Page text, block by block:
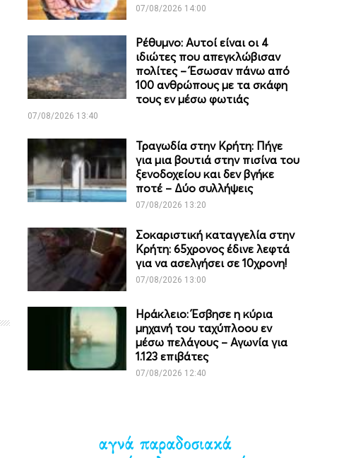
07/08/2026 14:00
Ρέθυμνο: Αυτοί είναι οι 4
ιδιώτες που απεγκλώβισαν
πολίτες – Έσωσαν πάνω από
100 ανθρώπους με τα σκάφη
τους εν μέσω φωτιάς
07/08/2026 13:40
Τραγωδία στην Κρήτη: Πήγε
για μια βουτιά στην πισίνα του
ξενοδοχείου και δεν βγήκε
ποτέ – Δύο συλλήψεις
07/08/2026 13:20
Σοκαριστική καταγγελία στην
Κρήτη: 65χρονος έδινε λεφτά
για να ασελγήσει σε 10χρονη!
07/08/2026 13:00
Ηράκλειο: Έσβησε η κύρια
μηχανή του ταχύπλοου εν
μέσω πελάγους – Αγωνία για
1.123 επιβάτες
07/08/2026 12:40